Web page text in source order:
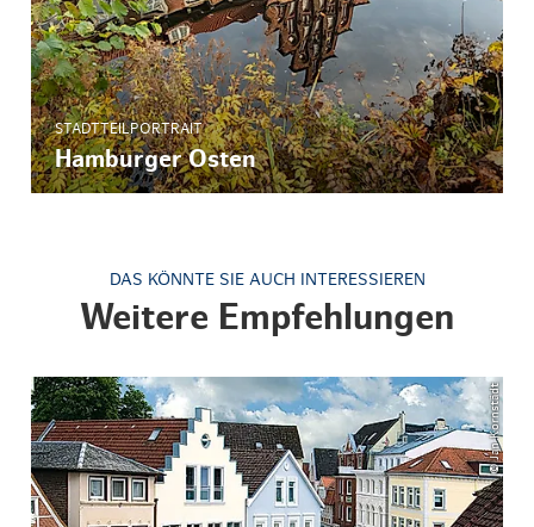
STADTTEILPORTRAIT
Hamburger Osten
DAS KÖNNTE SIE AUCH INTERESSIEREN
Weitere Empfehlungen
© Jan Kornstädt